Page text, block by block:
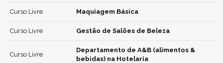
Curso Livre Maquiagem Básica
Curso Livre Gestão de Salões de Beleza
Curso Livre
Departamento de A&B (alimentos &
bebidas) na Hotelaria